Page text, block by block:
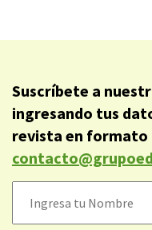
Suscríbete a
ingresando tus
revista en formato